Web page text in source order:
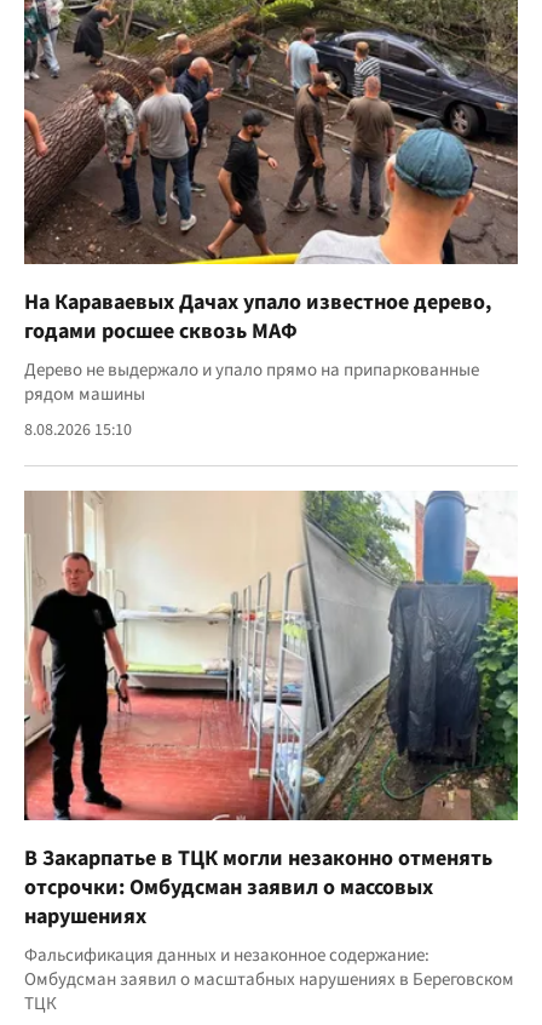
На Караваевых Дачах упало известное дерево,
годами росшее сквозь МАФ
Дерево не выдержало и упало прямо на припаркованные
рядом машины
8.08.2026 15:10
В Закарпатье в ТЦК могли незаконно отменять
отсрочки: Омбудсман заявил о массовых
нарушениях
Фальсификация данных и незаконное содержание:
Омбудсман заявил о масштабных нарушениях в Береговском
ТЦК